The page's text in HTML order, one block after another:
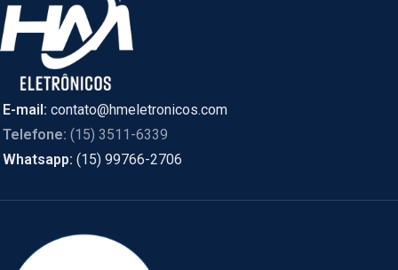
E-mail: contato@hmeletronicos.com
Telefone: (15) 3511-6339
Whatsapp: (15) 99766-2706